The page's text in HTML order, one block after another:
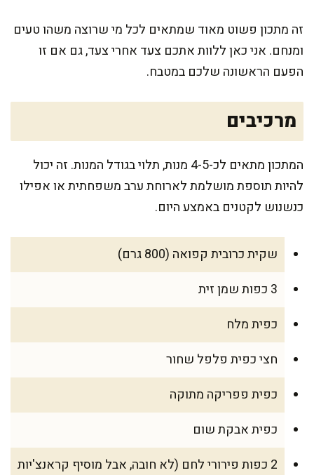
זה מתכון פשוט מאוד שמתאים לכל מי שרוצה משהו טעים
ומנחם. אני כאן ללוות אתכם צעד אחרי צעד, גם אם זו
הפעם הראשונה שלכם במטבח.
מרכיבים
המתכון מתאים לכ-4-5 מנות, תלוי בגודל המנות. זה יכול
להיות תוספת מושלמת לארוחת ערב משפחתית או אפילו
כנשנוש לקטנים באמצע היום.
שקית כרובית קפואה (800 גרם)
3 כפות שמן זית
כפית מלח
חצי כפית פלפל שחור
כפית פפריקה מתוקה
כפית אבקת שום
2 כפות פירורי לחם (לא חובה, אבל מוסיף קראנצ'יות